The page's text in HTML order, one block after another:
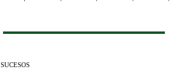
SUCESOS